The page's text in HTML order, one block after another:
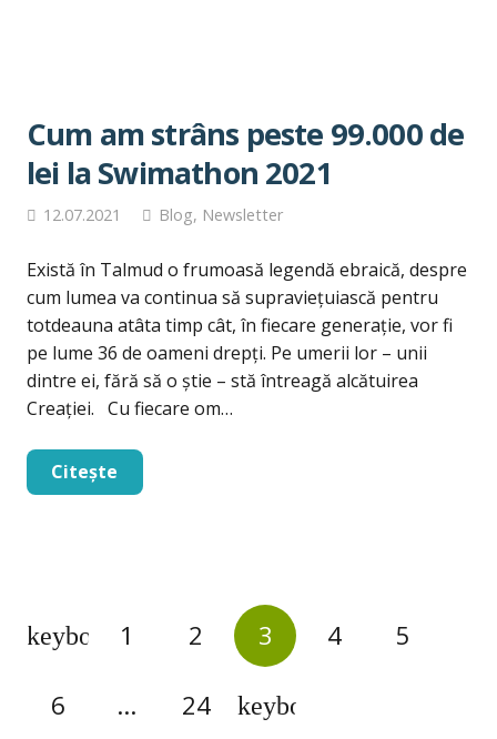
Cum am strâns peste 99.000 de
lei la Swimathon 2021
12.07.2021 Blog, Newsletter
Există în Talmud o frumoasă legendă ebraică, despre
cum lumea va continua să supraviețuiască pentru
totdeauna atâta timp cât, în fiecare generație, vor fi
pe lume 36 de oameni drepți. Pe umerii lor – unii
dintre ei, fără să o știe – stă întreagă alcătuirea
Creației. Cu fiecare om…
Citește
1 2 3 4 5
6 … 24